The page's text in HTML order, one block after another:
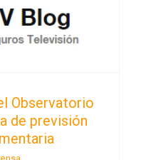
Observatorio
de previsión